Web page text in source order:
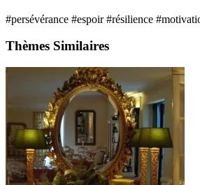
#persévérance #espoir#résilience
Thèmes Similaires